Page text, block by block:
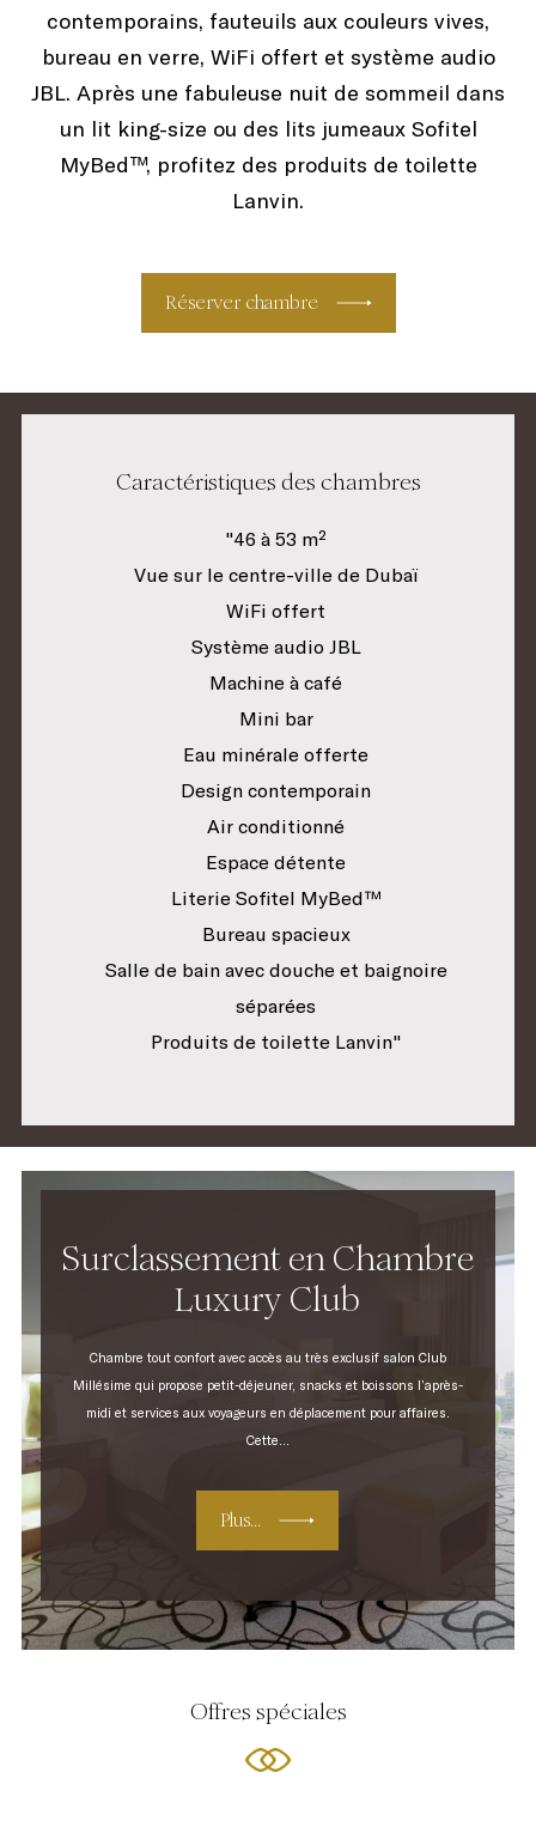
contemporains, fauteuils aux couleurs vives,
bureau en verre, WiFi offert et système audio
JBL. Après une fabuleuse nuit de sommeil dans
un lit king-size ou des lits jumeaux Sofitel
MyBed™, profitez des produits de toilette
Lanvin.
Réserver chambre
Caractéristiques des chambres
"46 à 53 m²
Vue sur le centre-ville de Dubaï
WiFi offert
Système audio JBL
Machine à café
Mini bar
Eau minérale offerte
Design contemporain
Air conditionné
Espace détente
Literie Sofitel MyBed™
Bureau spacieux
Salle de bain avec douche et baignoire
séparées
Produits de toilette Lanvin"
Surclassement en Chambre
Luxury Club
Chambre tout confort avec accès au très exclusif salon Club
Millésime qui propose petit-déjeuner, snacks et boissons l’après-
midi et services aux voyageurs en déplacement pour affaires.
Cette...
Plus...
Offres spéciales